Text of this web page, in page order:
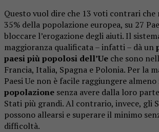
Questo vuol dire che 13 voti contrari
35% della popolazione europea, su 27
bloccare l’erogazione degli aiuti. Il
maggioranza qualificata – infatti – dà un
paesi più popolosi dell’Ue che sono
Francia, Italia, Spagna e Polonia. Per la
Paesi Ue non è facile raggiungere
popolazione senza avere dalla loro
Stati più grandi. Al contrario, invece, gli
possono allearsi e superare il minimo
difficoltà.